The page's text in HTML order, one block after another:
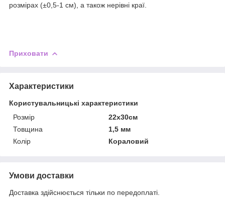
розмірах (±0,5-1 см), а також нерівні краї.
Приховати
Характеристики
Користувальницькі характеристики
Розмір
22х30см
Товщина
1,5 мм
Колір
Кораловий
Умови доставки
Доставка здійснюється тільки по передоплаті.